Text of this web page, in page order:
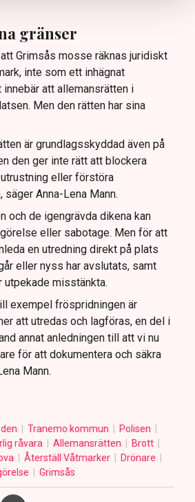
gränser
Grimsås mosse räknas juridiskt
inte som ett inhägnat
att allemansrätten i
Men den rätten har sina
är grundlagsskyddad även på
den ger inte rätt att blockera
eller förstöra
Anna-Lena Mann.
och de igengrävda dikena kan
eller sabotage. Men för att
en utredning direkt på plats
eller nyss har avslutats, samt
utpekade misstänkta.
exempel fröspridningen är
att utredas och lagföras, en del i
annat anledningen till att vi nu
för att dokumentera och säkra
Mann.
Tranemo kommun
Polisen
råvara
Allemansrätten
Brott
Återställ Våtmarker
Drönare
Grimsås